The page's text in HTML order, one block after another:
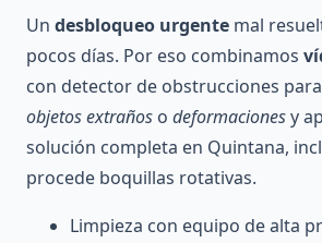
Un desbloqueo urgente mal
pocos días. Por eso combinamos
con detector de obstrucciones
objetos extraños o deformacionesy
solución completa en Quintana,
procede boquillas rotativas.
Limpieza con equipo de alta